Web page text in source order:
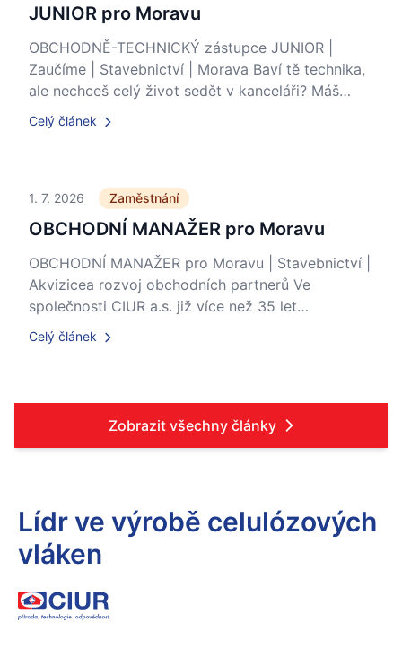
JUNIOR pro Moravu
OBCHODNĚ-TECHNICKÝ zástupce JUNIOR |
Zaučíme | Stavebnictví | Morava Baví tě technika,
ale nechceš celý život sedět v kanceláři? Máš…
Celý článek
1. 7. 2026 Zaměstnání
OBCHODNÍ MANAŽER pro Moravu
OBCHODNÍ MANAŽER pro Moravu | Stavebnictví |
Akvizicea rozvoj obchodních partnerů Ve
společnosti CIUR a.s. již více než 35 let…
Celý článek
Zobrazit všechny články
Lídr ve výrobě celulózových
vláken